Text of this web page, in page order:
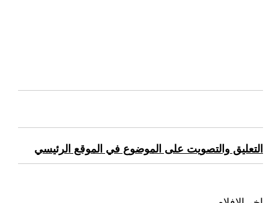
التعليق والتصويت على الموضوع في الموقع الرئيسي